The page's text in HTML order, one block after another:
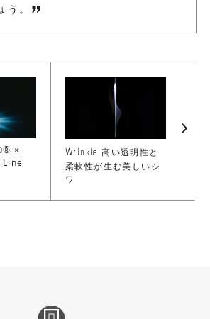
う。
×
Wrinkle 高い透明性と
柔軟性が生む美しいシ
ワ